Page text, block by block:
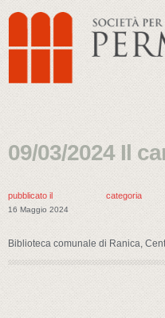
09/03/2024 Il
pubblicato il
16 Maggio 2024
categoria
Biblioteca comunale di Ranica,